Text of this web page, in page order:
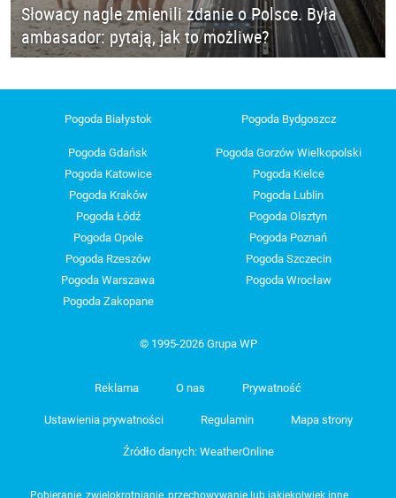
Słowacy nagle zmienili zdanie o Polsce. Była
ambasador: pytają, jak to możliwe?
Pogoda Białystok Pogoda Bydgoszcz
Pogoda Gdańsk
Pogoda Gorzów Wielkopolski
Pogoda Katowice
Pogoda Kielce
Pogoda Kraków
Pogoda Lublin
Pogoda Łódź
Pogoda Olsztyn
Pogoda Opole
Pogoda Poznań
Pogoda Rzeszów
Pogoda Szczecin
Pogoda Warszawa
Pogoda Wrocław
Pogoda Zakopane
© 1995-2026 Grupa WP
Reklama O nas Prywatność
Ustawienia prywatności Regulamin Mapa strony
Źródło danych: WeatherOnline
Pobieranie, zwielokrotnianie, przechowywanie lub jakiekolwiek inne